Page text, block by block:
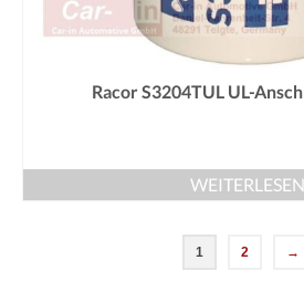
Racor S3204TUL UL-
WEITERLESEN
1 2 →